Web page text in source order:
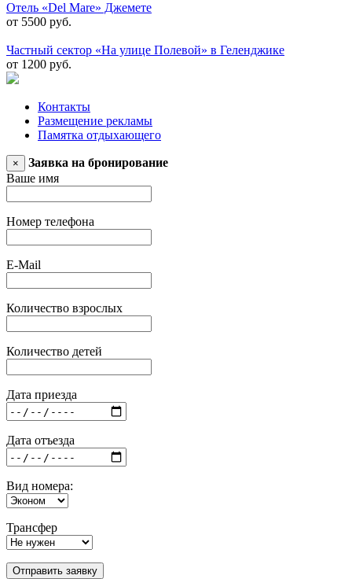
Отель «Del Mare» Джемете
от 5500 руб.
Частный сектор «На улице Полевой» в Геленджике
от 1200 руб.
Контакты
Размещение рекламы
Памятка отдыхающего
×
Заявка на бронирование
Ваше имя
Номер телефона
E-Mail
Количество взрослых
Количество детей
Дата приезда
Дата отъезда
Вид номера:
Трансфер
Отправить заявку